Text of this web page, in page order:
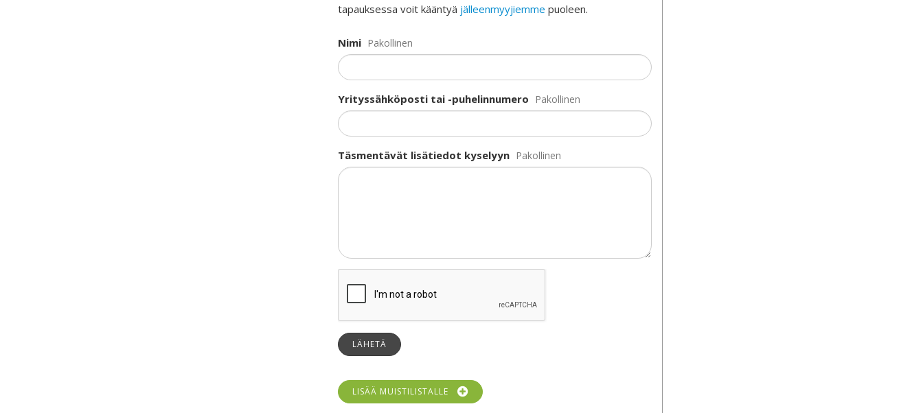
tapauksessa voit kääntyä jälleenmyyjiemme puoleen.
Nimi Pakollinen
Yrityssähköposti tai -puhelinnumero Pakollinen
Täsmentävät lisätiedot kyselyyn Pakollinen
LÄHETÄ
LISÄÄ MUISTILISTALLE